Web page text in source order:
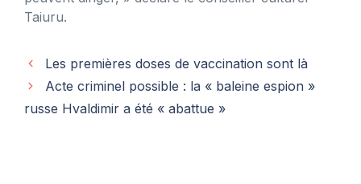
Taiuru.
Les premières doses de vaccination sont là
Acte criminel possible : la « baleine espion »
russe Hvaldimir a été « abattue »